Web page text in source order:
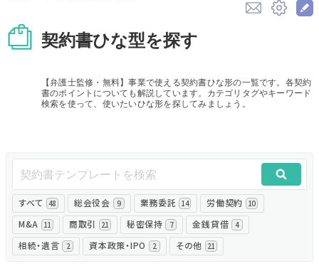
専門家に電話する
資本政策を無料でお試し
無料でアンケート
匿名360°評価
契約書ひな型を探す
【弁護士監修・無料】事業で使える契約書ひな形の一覧です。各契約
書のポイントについても解説しています。カテゴリタグやキーワード
検索を使って、使いたいひな形を探してみましょう。
すべて 48 総会役会 9 業務委託 14 労働契約 10
M&A 11 商取引 21 秘密保持 7 金銭貸借 4
相続・遺言 2 資本政策・IPO 2 その他 21